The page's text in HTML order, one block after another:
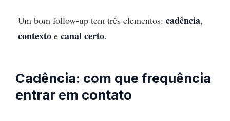
Um bom follow-up tem três elementos: cadência,
contexto e canal certo.
Cadência: com que frequência
entrar em contato